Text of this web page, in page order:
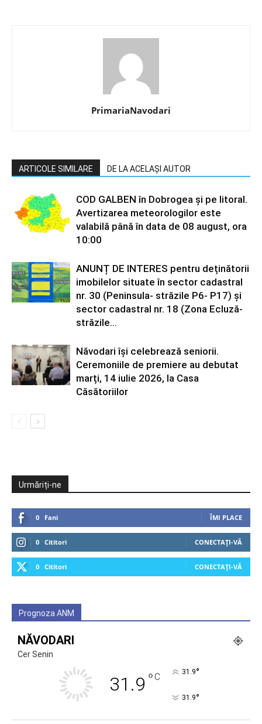
PrimariaNavodari
ARTICOLE SIMILARE DE LA ACELAȘI AUTOR
COD GALBEN în Dobrogea și pe litoral.
Avertizarea meteorologilor este
valabilă până în data de 08 august, ora
10:00
ANUNȚ DE INTERES pentru deținătorii
imobilelor situate în sector cadastral
nr. 30 (Peninsula- străzile P6- P17) și
sector cadastral nr. 18 (Zona Ecluză-
străzile...
Năvodari își celebrează seniorii.
Ceremoniile de premiere au debutat
marți, 14 iulie 2026, la Casa
Căsătoriilor
Urmăriți-ne
0 Fani ÎMI PLACE
0 Cititori CONECTAȚI-VĂ
0 Cititori CONECTAȚI-VĂ
Prognoza ANM
NĂVODARI
Cer Senin
31.9 °C 31.9°
31.9°